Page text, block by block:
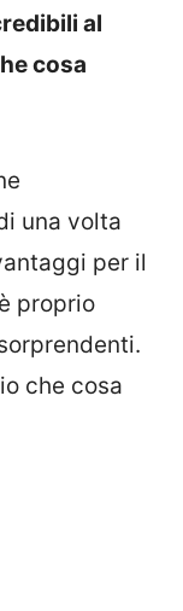
al
cosa
una volta
per il
proprio
che cosa